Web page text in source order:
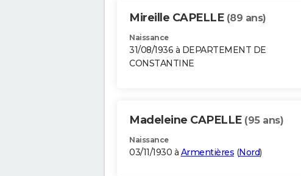
Mireille CAPELLE (89 ans)
Naissance
31/08/1936 à DEPARTEMENT DE
CONSTANTINE
Madeleine CAPELLE (95 ans)
Naissance
03/11/1930 à Armentières (Nord)